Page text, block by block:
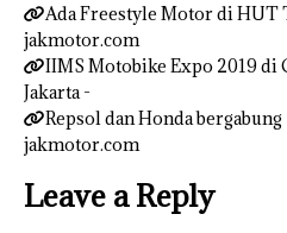
Ada Freestyle Motor di HUT
jakmotor.com
IIMS Motobike Expo 2019 di
Jakarta -
Repsol dan Honda
jakmotor.com
Leave a Reply